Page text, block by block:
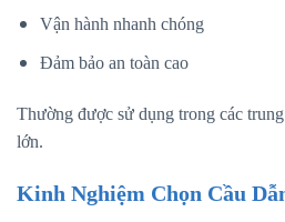
Vận hành nhanh chóng
Đảm bảo an toàn cao
Thường được sử dụng trong các
lớn.
Kinh Nghiệm Chọn Cầu